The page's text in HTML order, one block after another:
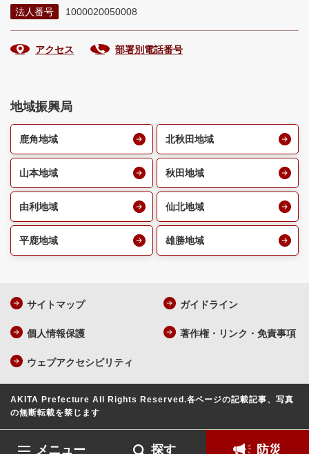
メニュー 探す 防災
法人番号
1000020050008
アクセス 部署別電話番号
地域振興局
鹿角地域 北秋田地域
山本地域 秋田地域
由利地域 仙北地域
平鹿地域 雄勝地域
サイトマップ ガイドライン
個人情報保護 著作権・リンク・免責事項
ウェブアクセシビリティ
AKITA Prefecture All Rights Reserved.各ページの記載記事、写真
の無断転載を禁じます